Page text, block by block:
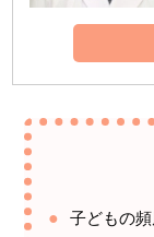
子どもの